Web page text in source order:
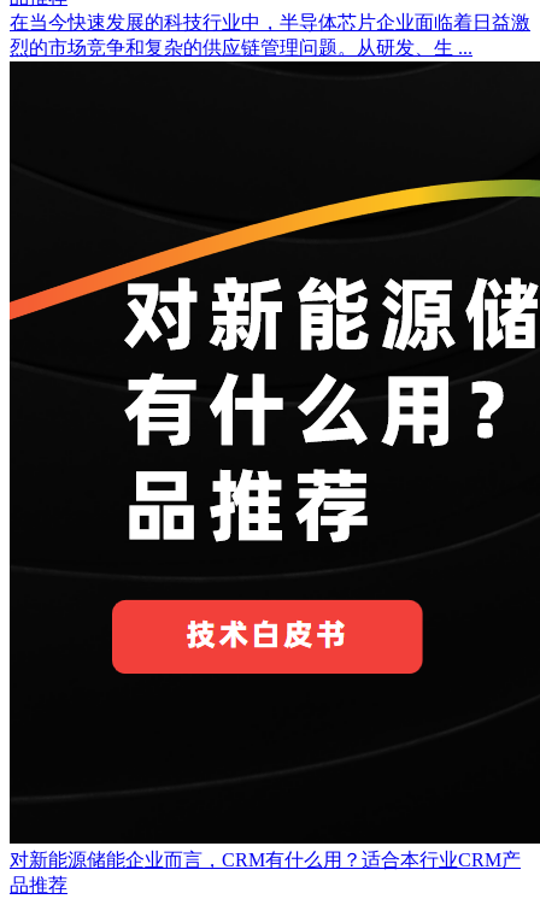
在当今快速发展的科技行业中，半导体芯片企业面临着日益激
烈的市场竞争和复杂的供应链管理问题。从研发、生 ...
对新能源储能企业而言，CRM有什么用？适合本行业CRM产
品推荐